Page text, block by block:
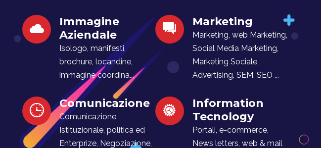
Immagine
Aziendale
Isologo, manifesti,
brochure, locandine,
immagine coordina...
Marketing
Marketing, web Marketing,
Social Media Marketing,
Marketing Sociale,
Advertising, SEM, SEO ...
Comunicazione
Comunicazione
Istituzionale, politica ed
Enterprize, Negoziazione,
Information
Tecnology
Portali, e-commerce,
News letters, web & mail